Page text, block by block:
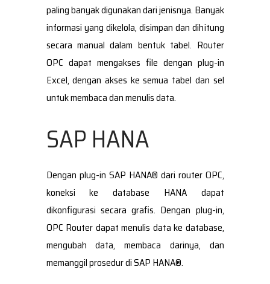
paling banyak digunakan dari jenisnya. Banyak
informasi yang dikelola, disimpan dan dihitung
secara manual dalam bentuk tabel. Router
OPC dapat mengakses file dengan plug-in
Excel, dengan akses ke semua tabel dan sel
untuk membaca dan menulis data.
SAP HANA
Dengan plug-in SAP HANA® dari router OPC,
koneksi ke database HANA dapat
dikonfigurasi secara grafis. Dengan plug-in,
OPC Router dapat menulis data ke database,
mengubah data, membaca darinya, dan
memanggil prosedur di SAP HANA®.